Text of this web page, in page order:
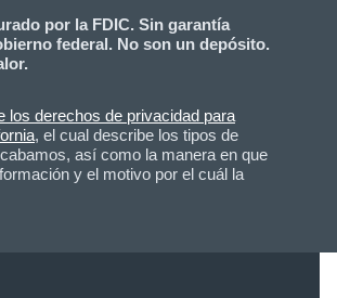
por la FDIC. Sin garantía
federal. No son un depósito.
los derechos de privacidad para
, el cual describe los tipos de
así como la manera en que
y el motivo por el cuál la